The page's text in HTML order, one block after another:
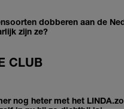
dobberen aan de
zijn ze?
CLUB
nog heter met het